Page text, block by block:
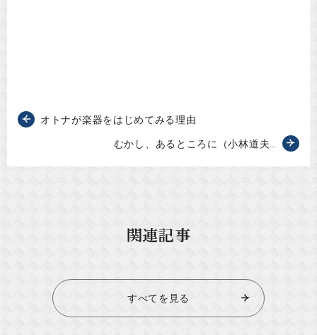
オトナが楽器をはじめてみる理由
むかし、あるところに（小林道夫…
関連記事
すべてを見る